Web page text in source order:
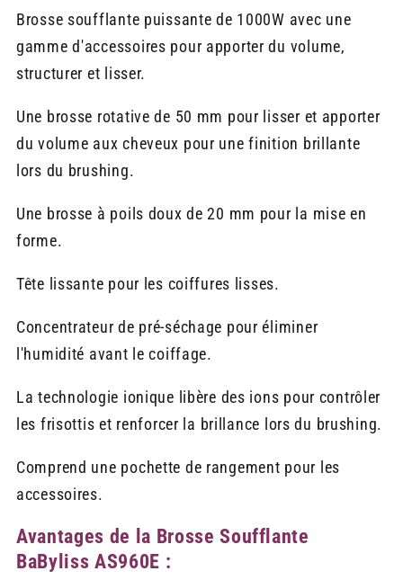
Brosse soufflante puissante de 1000W avec une
gamme d'accessoires pour apporter du volume,
structurer et lisser.
Une brosse rotative de 50 mm pour lisser et apporter
du volume aux cheveux pour une finition brillante
lors du brushing.
Une brosse à poils doux de 20 mm pour la mise en
forme.
Tête lissante pour les coiffures lisses.
Concentrateur de pré-séchage pour éliminer
l'humidité avant le coiffage.
La technologie ionique libère des ions pour contrôler
les frisottis et renforcer la brillance lors du brushing.
Comprend une pochette de rangement pour les
accessoires.
Avantages de la Brosse Soufflante
BaByliss AS960E :